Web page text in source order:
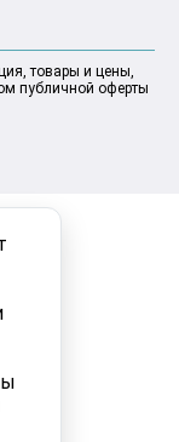
товары и цены,
публичной оферты